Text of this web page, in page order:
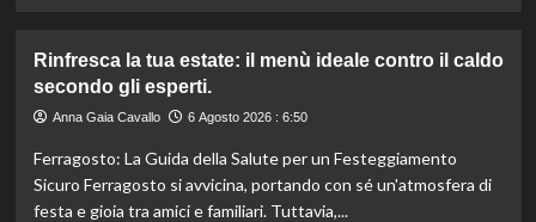
Camera
approva
ddl
finanziamenti
aumentati
di
Rinfresca la tua estate: il menù ideale contro il caldo
secondo gli esperti.
Anna Gaia Cavallo 6 Agosto 2026 : 6:50
Ferragosto: La Guida della Salute per un Festeggiamento
Sicuro Ferragosto si avvicina, portando con sé un'atmosfera di
festa e gioia tra amici e familiari. Tuttavia,...